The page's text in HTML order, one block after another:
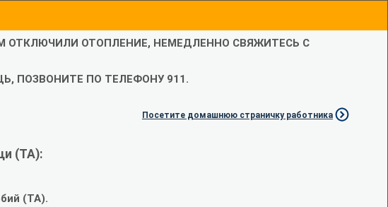
ОТКЛЮЧИЛИ ОТОПЛЕНИЕ, НЕМЕДЛЕННО СВЯЖИТЕСЬ С
ПОЗВОНИТЕ ПО ТЕЛЕФОНУ 911.
Посетите домашнюю страничку работника
(TA):
(TA).